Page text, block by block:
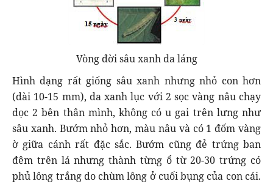
Vòng đời sâu xanh da láng
Hình dạng rất giống sâu xanh nhưng nhỏ con hơn
(dài 10-15 mm), da xanh lục với 2 sọc vàng nâu chạy
dọc 2 bên thân mình, không có u gai trên lưng như
sâu xanh. Bướm nhỏ hơn, màu nâu và có 1 đốm vàng
ờ giữa cánh rất đặc sắc. Bướm cũng đẻ trứng ban
đêm trên lá nhưng thành từng ổ từ 20-30 trứng có
phủ lông trắng do chùm lông ở cuối bụng của con cái.